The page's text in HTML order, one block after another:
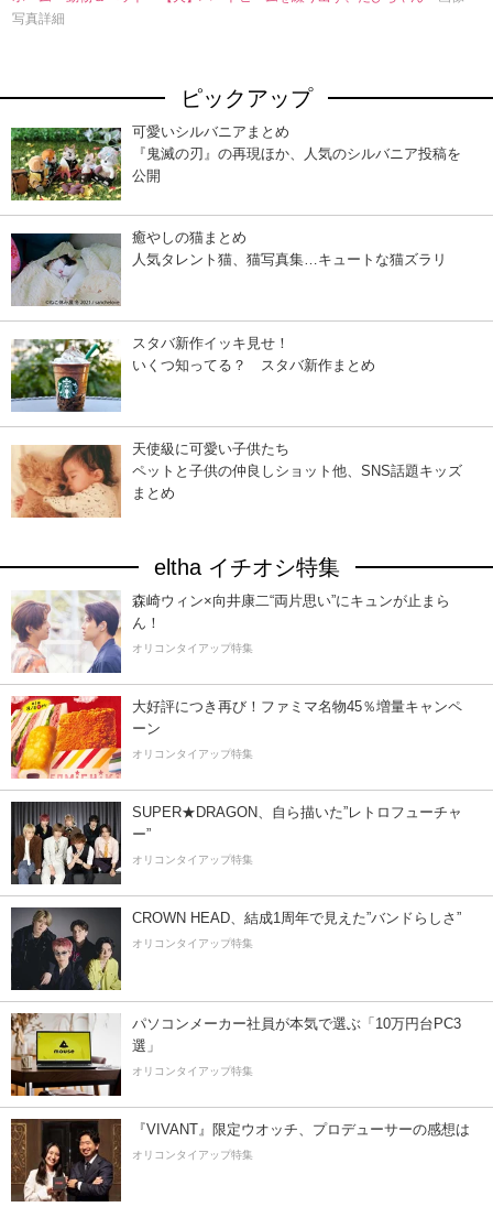
写真詳細
ピックアップ
可愛いシルバニアまとめ
『鬼滅の刃』の再現ほか、人気のシルバニア投稿を
公開
癒やしの猫まとめ
人気タレント猫、猫写真集…キュートな猫ズラリ
スタバ新作イッキ見せ！
いくつ知ってる？ スタバ新作まとめ
天使級に可愛い子供たち
ペットと子供の仲良しショット他、SNS話題キッズ
まとめ
eltha イチオシ特集
森崎ウィン×向井康二“両片思い”にキュンが止まら
ん！
オリコンタイアップ特集
大好評につき再び！ファミマ名物45％増量キャンペ
ーン
オリコンタイアップ特集
SUPER★DRAGON、自ら描いた”レトロフューチャ
ー”
オリコンタイアップ特集
CROWN HEAD、結成1周年で見えた”バンドらしさ”
オリコンタイアップ特集
パソコンメーカー社員が本気で選ぶ「10万円台PC3
選」
オリコンタイアップ特集
『VIVANT』限定ウオッチ、プロデューサーの感想は
オリコンタイアップ特集